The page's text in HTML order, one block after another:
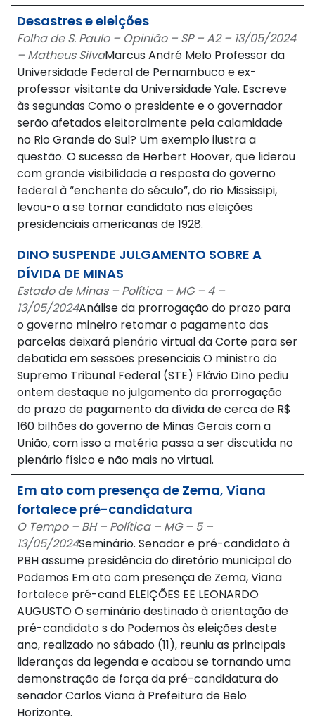
Desastres e eleições
Folha de S. Paulo – Opinião – SP – A2 – 13/05/2024
– Matheus SilvaMarcus André Melo Professor da
Universidade Federal de Pernambuco e ex-
professor visitante da Universidade Yale. Escreve
às segundas Como o presidente e o governador
serão afetados eleitoralmente pela calamidade
no Rio Grande do Sul? Um exemplo ilustra a
questão. O sucesso de Herbert Hoover, que liderou
com grande visibilidade a resposta do governo
federal à “enchente do século”, do rio Mississipi,
levou-o a se tornar candidato nas eleições
presidenciais americanas de 1928.
DINO SUSPENDE JULGAMENTO SOBRE A
DÍVIDA DE MINAS
Estado de Minas – Política – MG – 4 –
13/05/2024Análise da prorrogação do prazo para
o governo mineiro retomar o pagamento das
parcelas deixará plenário virtual da Corte para ser
debatida em sessões presenciais O ministro do
Supremo Tribunal Federal (STE) Flávio Dino pediu
ontem destaque no julgamento da prorrogação
do prazo de pagamento da dívida de cerca de R$
160 bilhões do governo de Minas Gerais com a
União, com isso a matéria passa a ser discutida no
plenário físico e não mais no virtual.
Em ato com presença de Zema, Viana
fortalece pré-candidatura
O Tempo – BH – Política – MG – 5 –
13/05/2024Seminário. Senador e pré-candidato à
PBH assume presidência do diretório municipal do
Podemos Em ato com presença de Zema, Viana
fortalece pré-cand ELEIÇÕES EE LEONARDO
AUGUSTO O seminário destinado à orientação de
pré-candidato s do Podemos às eleições deste
ano, realizado no sábado (11), reuniu as principais
lideranças da legenda e acabou se tornando uma
demonstração de força da pré-candidatura do
senador Carlos Viana à Prefeitura de Belo
Horizonte.